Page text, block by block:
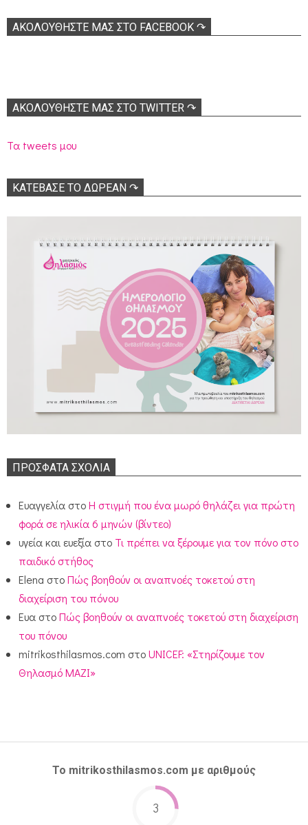
ΑΚΟΛOΥΘΉΣΤΕ ΜΑΣ ΣΤΟ FACEBOOK ↷
ΑΚΟΛΟΥΘΉΣΤΕ ΜΑΣ ΣΤΟ TWITTER ↷
Τα tweets μου
ΚΑΤΕΒΑΣΕ ΤΟ ΔΩΡΕΑΝ ↷
ΠΡΌΣΦΑΤΑ ΣΧΌΛΙΑ
Ευαγγελία στοΗ στιγμή που ένα μωρό θηλάζει για πρώτη
φορά σε ηλικία 6 μηνών (βίντεο)
υγεία και ευεξία στο Τι πρέπει να ξέρουμε για τον πόνο στο
παιδικό στήθος
Elena στοΠώς βοηθούν οι αναπνοές τοκετού στη
διαχείριση του πόνου
Ευα στοΠώς βοηθούν οι αναπνοές τοκετού στη διαχείριση
του πόνου
mitrikosthilasmos.com στοUNICEF: «Στηρίζουμε τον
Θηλασμό ΜΑΖΙ»
Το mitrikosthilasmos.com με αριθμούς
3